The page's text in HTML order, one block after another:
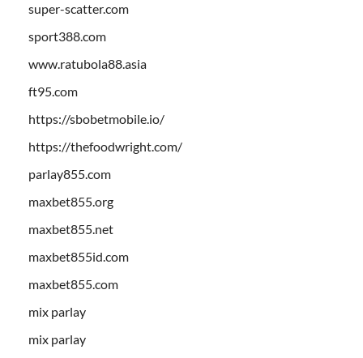
super-scatter.com
sport388.com
www.ratubola88.asia
ft95.com
https://sbobetmobile.io/
https://thefoodwright.com/
parlay855.com
maxbet855.org
maxbet855.net
maxbet855id.com
maxbet855.com
mix parlay
mix parlay